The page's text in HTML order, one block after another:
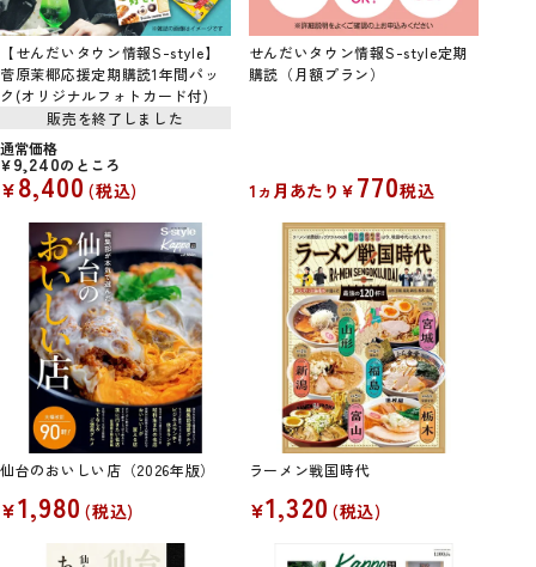
【せんだいタウン情報S-style】
菅原茉椰応援定期購読1年間パッ
ク(オリジナルフォトカード付)
販売を終了しました
通常価格
¥9,240のところ
¥8,400 税込
せんだいタウン情報S-style定期
購読（月額プラン）
1ヵ月あたり ¥ 770税込
仙台のおいしい店（2026年版）
¥1,980 税込
ラーメン戦国時代
¥1,320 税込